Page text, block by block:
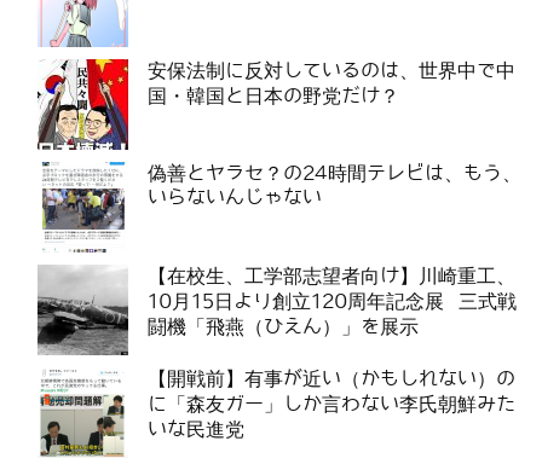
安保法制に反対しているのは、世界中で中
国・韓国と日本の野党だけ？
偽善とヤラセ？の24時間テレビは、もう、
いらないんじゃない
【在校生、工学部志望者向け】川崎重工、
10月15日より創立120周年記念展 三式戦
闘機「飛燕（ひえん）」を展示
【開戦前】有事が近い（かもしれない）の
に「森友ガー」しか言わない李氏朝鮮みた
いな民進党